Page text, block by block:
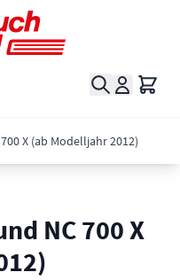
Suche
X (ab Modelljahr 2012)
NC 700 X